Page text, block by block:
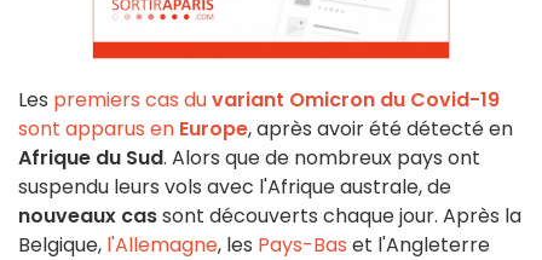
Les premiers cas duvariant Omicron du Covid-19
sont apparus en Europe, après avoir été détecté en
Afrique du Sud. Alors que de nombreux pays ont
suspendu leurs vols avec l'Afrique australe, de
nouveaux cassont découverts chaque jour. Après la
Belgique, l'Allemagne, les Pays-Bas et l'Angleterre